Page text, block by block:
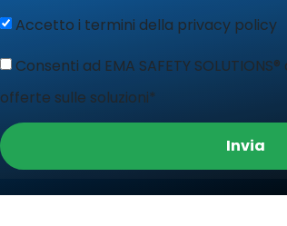
Accetto i termini della privacy policy
Consenti ad EMA SAFETY
offerte sulle soluzioni*
Invia